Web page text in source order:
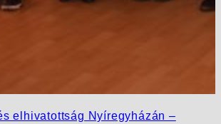
elhivatottság Nyíregyházán –